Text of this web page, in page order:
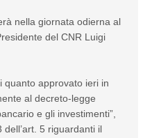
nella giornata odierna al
del CNR Luigi
quanto approvato ieri in
al decreto-legge
e gli investimenti”,
5 riguardanti il